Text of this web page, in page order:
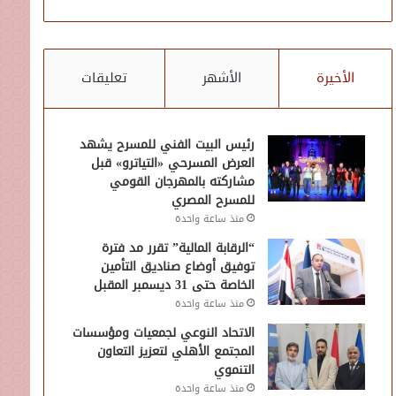
الأخيرة الأشهر تعليقات
رئيس البيت الفني للمسرح يشهد
العرض المسرحي «التياترو» قبل
مشاركته بالمهرجان القومي
للمسرح المصري
منذ ساعة واحدة
“الرقابة المالية” تقرر مد فترة
توفيق أوضاع صناديق التأمين
الخاصة حتى 31 ديسمبر المقبل
منذ ساعة واحدة
الاتحاد النوعي لجمعيات ومؤسسات
المجتمع الأهلي لتعزيز التعاون
التنموي
منذ ساعة واحدة